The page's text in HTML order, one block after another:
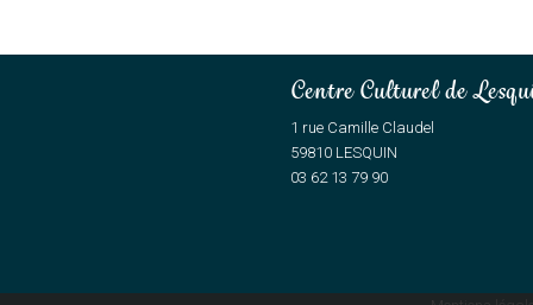
Centre Culturel de
1 rue Camille Claudel
59810 LESQUIN
03 62 13 79 90